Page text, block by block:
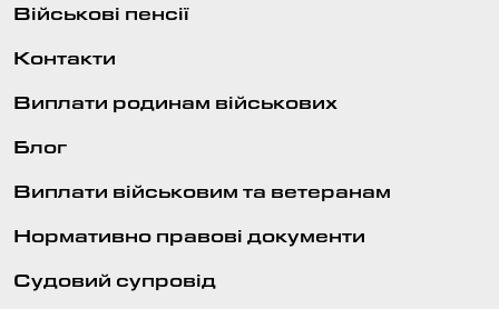
Військові пенсії
Контакти
Виплати родинам військових
Блог
Виплати військовим та ветеранам
Нормативно правові документи
Судовий супровід